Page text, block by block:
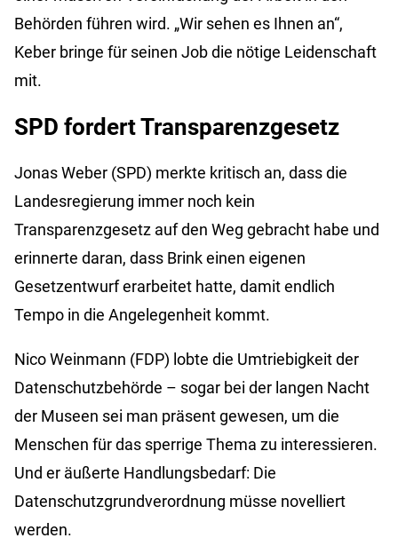
Behörden führen wird. „Wir sehen es Ihnen an“,
Keber bringe für seinen Job die nötige Leidenschaft
mit.
SPD fordert Transparenzgesetz
Jonas Weber (SPD) merkte kritisch an, dass die
Landesregierung immer noch kein
Transparenzgesetz auf den Weg gebracht habe und
erinnerte daran, dass Brink einen eigenen
Gesetzentwurf erarbeitet hatte, damit endlich
Tempo in die Angelegenheit kommt.
Nico Weinmann (FDP) lobte die Umtriebigkeit der
Datenschutzbehörde – sogar bei der langen Nacht
der Museen sei man präsent gewesen, um die
Menschen für das sperrige Thema zu interessieren.
Und er äußerte Handlungsbedarf: Die
Datenschutzgrundverordnung müsse novelliert
werden.